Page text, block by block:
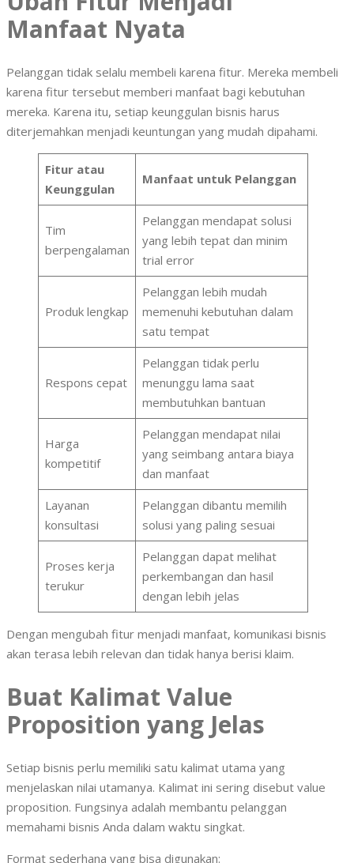
Manfaat Nyata
Pelanggan tidak selalu membeli karena fitur. Mereka membeli
karena fitur tersebut memberi manfaat bagi kebutuhan
mereka. Karena itu, setiap keunggulan bisnis harus
diterjemahkan menjadi keuntungan yang mudah dipahami.
Fitur atau
Keunggulan
Manfaat untuk Pelanggan
Tim
berpengalaman
Pelanggan mendapat solusi
yang lebih tepat dan minim
trial error
Produk lengkap
Pelanggan lebih mudah
memenuhi kebutuhan dalam
satu tempat
Respons cepat
Pelanggan tidak perlu
menunggu lama saat
membutuhkan bantuan
Harga
kompetitif
Pelanggan mendapat nilai
yang seimbang antara biaya
dan manfaat
Layanan
konsultasi
Pelanggan dibantu memilih
solusi yang paling sesuai
Proses kerja
terukur
Pelanggan dapat melihat
perkembangan dan hasil
dengan lebih jelas
Dengan mengubah fitur menjadi manfaat, komunikasi bisnis
akan terasa lebih relevan dan tidak hanya berisi klaim.
Buat Kalimat Value
Proposition yang Jelas
Setiap bisnis perlu memiliki satu kalimat utama yang
menjelaskan nilai utamanya. Kalimat ini sering disebut value
proposition. Fungsinya adalah membantu pelanggan
memahami bisnis Anda dalam waktu singkat.
Format sederhana yang bisa digunakan: